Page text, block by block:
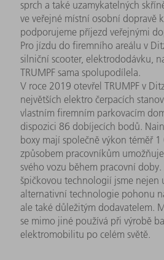
sprch a také uzamykatelných
ve veřejné místní osobní dopravě
podporujeme příjezd veřejnými
Pro jízdu do firemního areálu v
silniční scooter, elektrododávku,
TRUMPF sama spolupodílela.
V roce 2019 otevřel TRUMPF v
největších elektro čerpacích
vlastním firemním parkovacím
dispozici 86 dobíjecích bodů.
boxy mají společně výkon téměř
způsobem pracovníkům
svého vozu během pracovní doby.
špičkovou technologií jsme nejen
alternativní technologie pohonu
ale také důležitým dodavatelem.
se mimo jiné používá při výrobě
elektromobilitu po celém světě.